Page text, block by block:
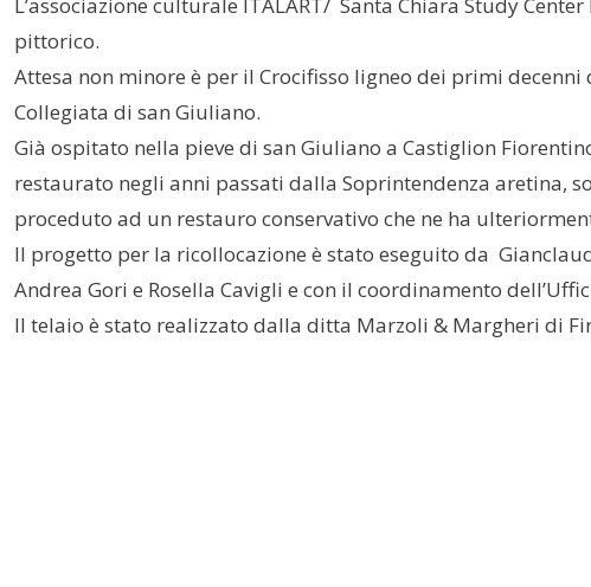
pittorico.
Attesa non minore è per il Crocifisso ligneo dei primi
Collegiata di san Giuliano.
Già ospitato nella pieve di san Giuliano a Castiglion
restaurato negli anni passati dalla Soprintendenza aretina,
proceduto ad un restauro conservativo che ne ha
Il progetto per la ricollocazione è stato eseguito da
Andrea Gori e Rosella Cavigli e con il coordinamento
Il telaio è stato realizzato dalla ditta Marzoli & Margheri di